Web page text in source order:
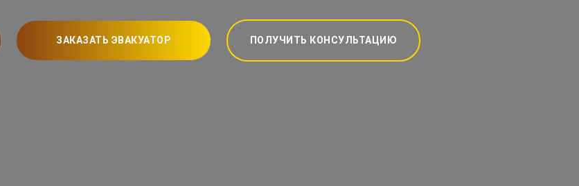
ЗАКАЗАТЬ ЭВАКУАТОР ПОЛУЧИТЬ КОНСУЛЬТАЦИЮ